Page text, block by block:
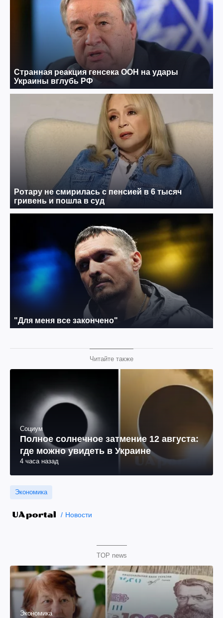
Читайте также
Социум
Полное солнечное затмение 12 августа:
где можно увидеть в Украине
4 часа назад
Экономика
Новости
TOP news
Экономика